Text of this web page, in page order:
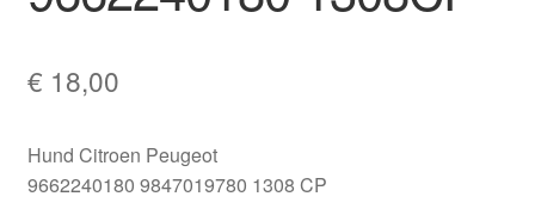
€ 18,00
Hund Citroen Peugeot
9662240180 9847019780 1308 CP